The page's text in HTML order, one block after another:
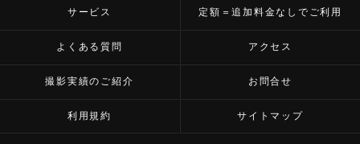
サービス 定額＝追加料金なしでご利用
よくある質問 アクセス
撮影実績のご紹介 お問合せ
利用規約 サイトマップ